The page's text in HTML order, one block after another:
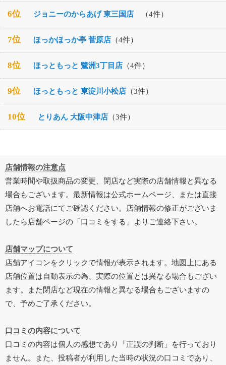
6位 ジョニーのからあげ 東三国店 （4件）
7位 ほっかほっか亭 菅原店 （4件）
8位 ほっともっと 鷺洲3丁目店 （4件）
9位 ほっともっと 東淀川小松店 （3件）
10位 とりあん 大阪中津店 （3件）
店舗情報の注意点
営業時間や取扱商品の変更、閉店など実際の店舗情報と異なる
場合もございます。最新情報は公式ホームページ、または直接
店舗へお電話にてご確認ください。店舗情報の修正がございま
したら店舗ページの「口コミをする」よりご連絡下さい。
店舗マップについて
店舗アイコンをクリックで情報が表示されます。地図上にある
店舗位置は自動表示の為、実際の位置とは異なる場合もござい
ます。また閉店など現在の情報と異なる場合もございますの
で、予めご了承ください。
口コミの内容について
口コミの内容は個人の感想であり「正誤の判断」を行っており
ません。また、投稿者が利用した当時の状況の口コミであり、